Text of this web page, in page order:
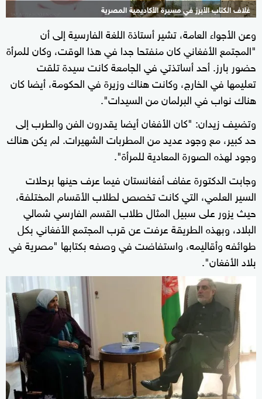
غلاف الكتاب الأبرز في مسيرة الأكاديمية المصرية
وعن الأجواء العامة، تشير أستاذة اللغة الفارسية إلى أن
"المجتمع الأفغاني كان منفتحا جدا في هذا الوقت، وكان للمرأة
حضور بارز. أحد أساتذتي في الجامعة كانت سيدة تلقت
تعليمها في الخارج، وكانت هناك وزيرة في الحكومة، أيضا كان
هناك نواب في البرلمان من السيدات".
وتضيف زيدان: "كان الأفغان أيضا يقدرون الفن والطرب إلى
حد كبير، مع وجود عديد من المطربات الشهيرات. لم يكن هناك
وجود لهذه الصورة المعادية للمرأة".
وجابت الدكتورة عفاف أفغانستان فيما عرف حينها برحلات
السير العلمي، التي كانت تخصص لطلاب الأقسام المختلفة،
حيث يزور على سبيل المثال طلاب القسم الفارسي شمالي
البلاد، وبهذه الطريقة عرفت عن قرب المجتمع الأفغاني بكل
طوائفه وأقاليمه، واستفاضت في وصفه بكتابها "مصرية في
بلاد الأفغان".